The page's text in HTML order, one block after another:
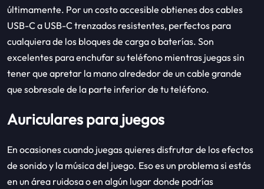
últimamente. Por un costo accesible obtienes dos cables
USB-C a USB-C trenzados resistentes, perfectos para
cualquiera de los bloques de carga o baterías. Son
excelentes para enchufar su teléfono mientras juegas sin
tener que apretar la mano alrededor de un cable grande
que sobresale de la parte inferior de tu teléfono.
Auriculares para juegos
En ocasiones cuando juegas quieres disfrutar de los efectos
de sonido y la música del juego. Eso es un problema si estás
en un área ruidosa o en algún lugar donde podrías